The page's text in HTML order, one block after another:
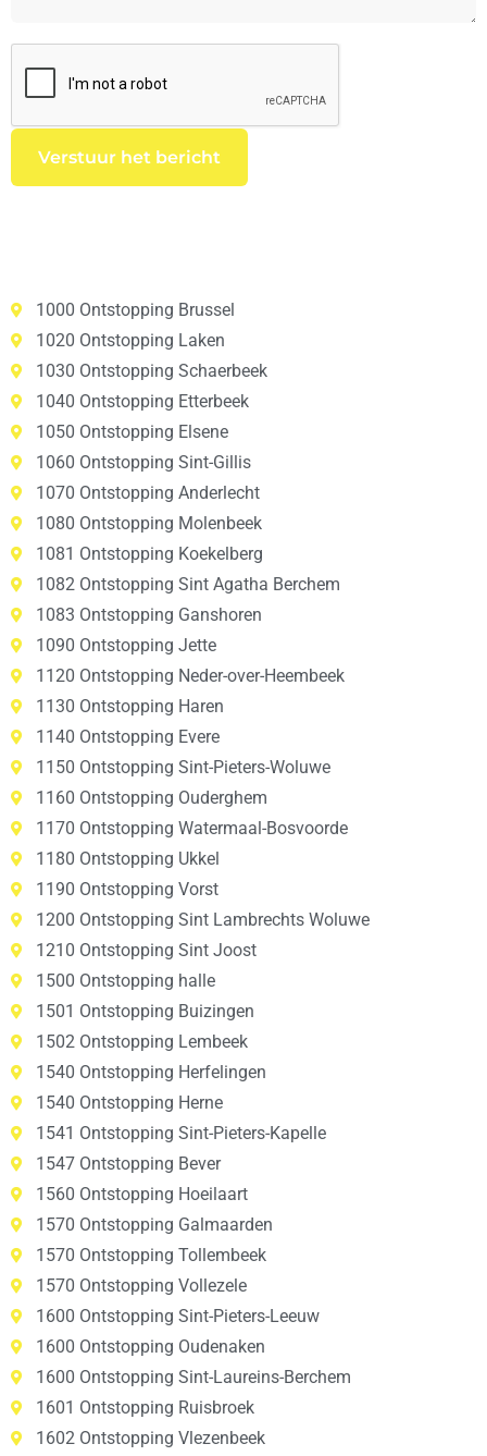
1000 Ontstopping Brussel
1020 Ontstopping Laken
1030 Ontstopping Schaerbeek
1040 Ontstopping Etterbeek
1050 Ontstopping Elsene
1060 Ontstopping Sint-Gillis
1070 Ontstopping Anderlecht
1080 Ontstopping Molenbeek
1081 Ontstopping Koekelberg
1082 Ontstopping Sint Agatha Berchem
1083 Ontstopping Ganshoren
1090 Ontstopping Jette
1120 Ontstopping Neder-over-Heembeek
1130 Ontstopping Haren
1140 Ontstopping Evere
1150 Ontstopping Sint-Pieters-Woluwe
1160 Ontstopping Ouderghem
1170 Ontstopping Watermaal-Bosvoorde
1180 Ontstopping Ukkel
1190 Ontstopping Vorst
1200 Ontstopping Sint Lambrechts Woluwe
1210 Ontstopping Sint Joost
1500 Ontstopping halle
1501 Ontstopping Buizingen
1502 Ontstopping Lembeek
1540 Ontstopping Herfelingen
1540 Ontstopping Herne
1541 Ontstopping Sint-Pieters-Kapelle
1547 Ontstopping Bever
1560 Ontstopping Hoeilaart
1570 Ontstopping Galmaarden
1570 Ontstopping Tollembeek
1570 Ontstopping Vollezele
1600 Ontstopping Sint-Pieters-Leeuw
1600 Ontstopping Oudenaken
1600 Ontstopping Sint-Laureins-Berchem
1601 Ontstopping Ruisbroek
1602 Ontstopping Vlezenbeek